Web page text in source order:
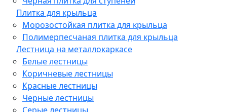
Плитка для крыльца
Морозостойкая плитка для крыльца
Полимерпесчаная плитка для крыльца
Лестница на металлокаркасе
Белые лестницы
Коричневые лестницы
Красные лестницы
Черные лестницы